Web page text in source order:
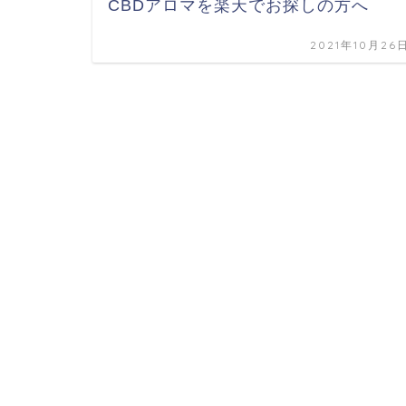
CBDアロマを楽天でお探しの方へ
2021年10月26